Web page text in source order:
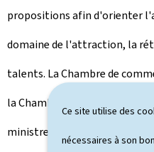
Ce site utilise des
nécessaires à son
propositions afin d'orienter
domaine de l'attraction, la
talents. La Chambre de
la Chambre des salariés y
ministres ayant dans leurs